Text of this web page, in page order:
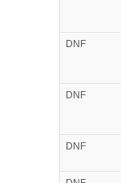
DNF
DNF
DNF